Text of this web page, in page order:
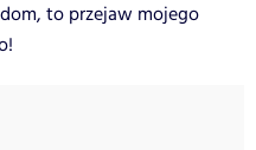
to przejaw mojego